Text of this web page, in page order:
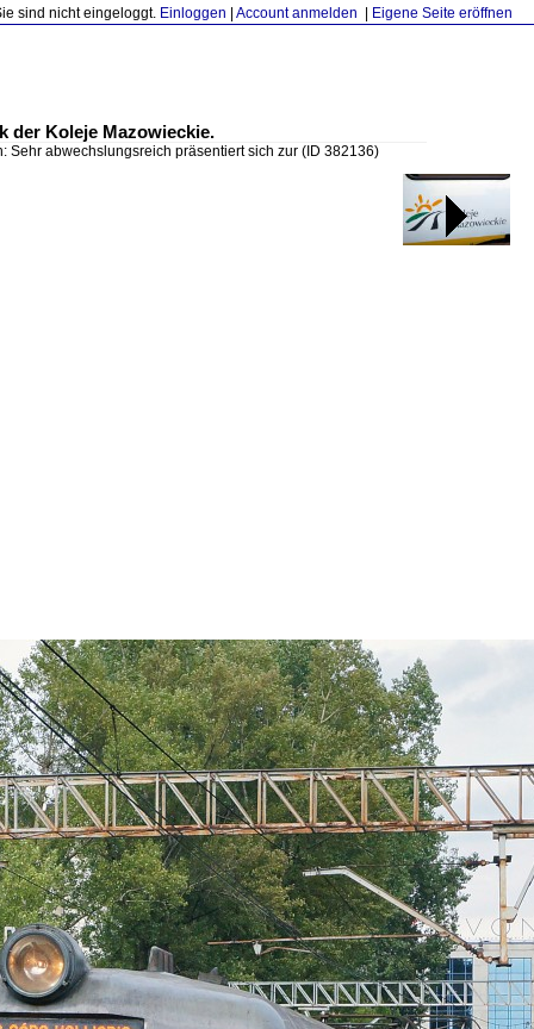
sind nicht eingeloggt. Einloggen Account anmelden Eigene Seite eröffnen
der Koleje Mazowieckie.
Sehr abwechslungsreich präsentiert sich zur (ID 382136)